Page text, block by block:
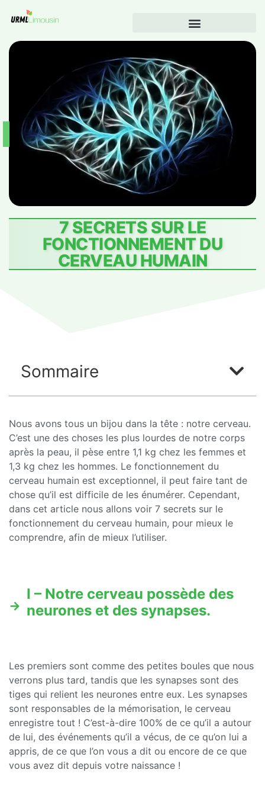
7 SECRETS SUR LE
FONCTIONNEMENT DU
CERVEAU HUMAIN
Sommaire
Nous avons tous un bijou dans la tête : notre cerveau.
C’est une des choses les plus lourdes de notre corps
après la peau, il pèse entre 1,1 kg chez les femmes et
1,3 kg chez les hommes. Le fonctionnement du
cerveau humain est exceptionnel, il peut faire tant de
chose qu’il est difficile de les énumérer. Cependant,
dans cet article nous allons voir 7 secrets sur le
fonctionnement du cerveau humain, pour mieux le
comprendre, afin de mieux l’utiliser.
I – Notre cerveau possède des
neurones et des synapses.
Les premiers sont comme des petites boules que nous
verrons plus tard, tandis que les synapses sont des
tiges qui relient les neurones entre eux. Les synapses
sont responsables de la mémorisation, le cerveau
enregistre tout ! C’est-à-dire 100% de ce qu’il a autour
de lui, des événements qu’il a vécus, de ce qu’on lui a
appris, de ce que l’on vous a dit ou encore de ce que
vous avez dit depuis votre naissance !